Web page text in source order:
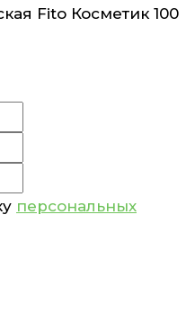
Fito Косметик 100
персональных